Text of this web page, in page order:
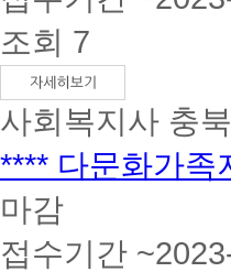
조회 7
사회복지사 충북
**** 다문화가족
마감
접수기간